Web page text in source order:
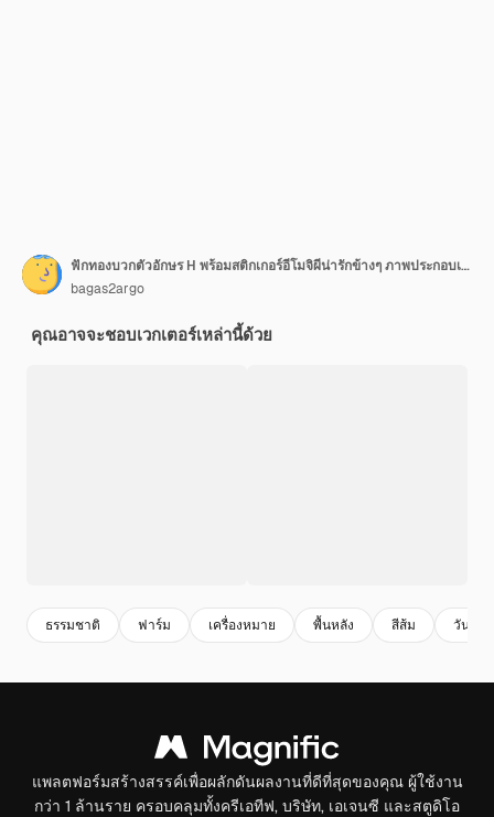
ฟักทองบวกตัวอักษร H พร้อมสติกเกอร์อีโมจิผีน่ารักข้างๆ ภาพประกอบเวกเตอร์
bagas2argo
คุณอาจจะชอบเวกเตอร์เหล่านี้ด้วย
ธรรมชาติ ฟาร์ม เครื่องหมาย พื้นหลัง สีส้ม วันหยุด
แพลตฟอร์มสร้างสรรค์เพื่อผลักดันผลงานที่ดีที่สุดของคุณ ผู้ใช้งาน
กว่า 1 ล้านราย ครอบคลุมทั้งครีเอทีฟ, บริษัท, เอเจนซี และสตูดิโอ